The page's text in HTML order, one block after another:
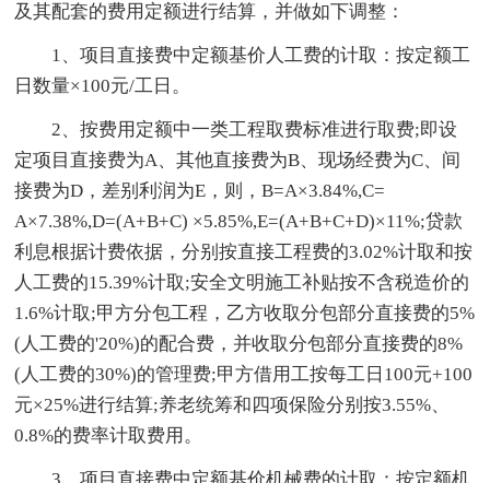
及其配套的费用定额进行结算，并做如下调整：
1、项目直接费中定额基价人工费的计取：按定额工
日数量×100元/工日。
2、按费用定额中一类工程取费标准进行取费;即设
定项目直接费为A、其他直接费为B、现场经费为C、间
接费为D，差别利润为E，则，B=A×3.84%,C=
A×7.38%,D=(A+B+C) ×5.85%,E=(A+B+C+D)×11%;贷款
利息根据计费依据，分别按直接工程费的3.02%计取和按
人工费的15.39%计取;安全文明施工补贴按不含税造价的
1.6%计取;甲方分包工程，乙方收取分包部分直接费的5%
(人工费的'20%)的配合费，并收取分包部分直接费的8%
(人工费的30%)的管理费;甲方借用工按每工日100元+100
元×25%进行结算;养老统筹和四项保险分别按3.55%、
0.8%的费率计取费用。